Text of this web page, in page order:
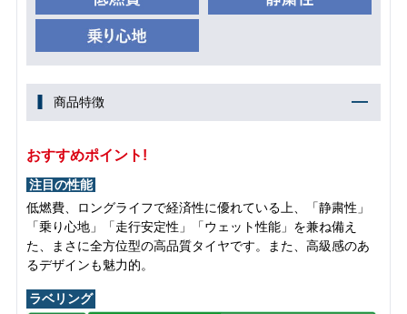
商品特徴
おすすめポイント!
注目の性能
低燃費、ロングライフで経済性に優れている上、「静粛性」
「乗り心地」「走行安定性」「ウェット性能」を兼ね備え
た、まさに全方位型の高品質タイヤです。また、高級感のあ
るデザインも魅力的。
ラベリング